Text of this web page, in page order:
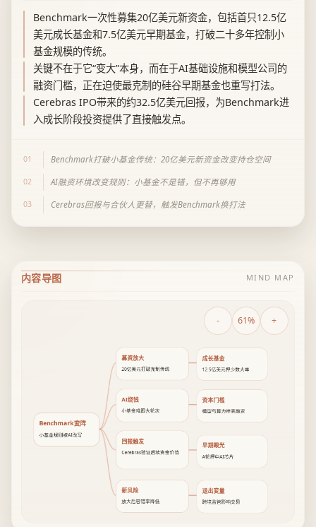
Benchmark一次性募集20亿美元新资金，包括首只12.5亿
美元成长基金和7.5亿美元早期基金，打破二十多年控制小
基金规模的传统。
关键不在于它“变大”本身，而在于AI基础设施和模型公司的
融资门槛，正在迫使最克制的硅谷早期基金也重写打法。
Cerebras IPO带来的约32.5亿美元回报，为Benchmark进
入成长阶段投资提供了直接触发点。
01 Benchmark打破小基金传统：20亿美元新资金改变持仓空间
02 AI融资环境改变规则：小基金不是错，但不再够用
03 Cerebras回报与合伙人更替，触发Benchmark换打法
内容导图 MIND MAP
- 61% +
Benchmark变阵
小基金规则被AI改写
募资放大
20亿美元打破克制传统
成长基金
12.5亿美元押少数大单
AI烧钱
小基金难跟大轮次
资本门槛
模型与算力推高融资
回报触发
Cerebras验证后续资金价值
早期眼光
A轮押中AI芯片
新风险
放大后容错率降低
退出变量
跨境监管影响交易